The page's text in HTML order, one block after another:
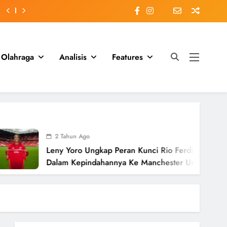
Olahraga Analisis Features
2 Tahun Ago
Leny Yoro Ungkap Peran Kunci Rio Ferdinand
Dalam Kepindahannya Ke Manchester United
Senilai £58 Juta